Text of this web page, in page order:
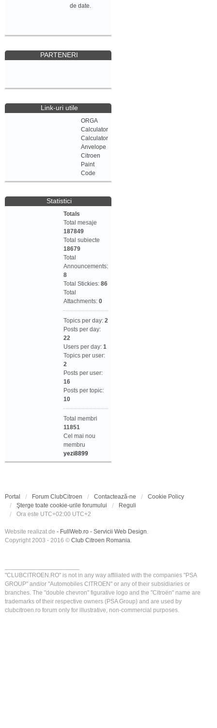
de date.
PARTENERI
Link-uri utile
ORGA
Calculator
Calculator
Anvelope
Citroen
Paint
Code
Statistici
Totals
Total mesaje
187849
Total subiecte
18679
Total
Announcements:
8
Total Stickies: 86
Total
Attachments: 0
Topics per day: 2
Posts per day:
22
Users per day: 1
Topics per user:
2
Posts per user:
16
Posts per topic:
10
Total membri
11851
Cel mai nou
membru
yezi8899
Portal Forum ClubCitroen Contactează-ne
Cookie Policy
Şterge toate cookie-urile forumului
Reguli
Ora este UTC+02:00 UTC+2
Website realizat de - FullWeb.ro - Servicii Web Design.
Copyright 2003 - 2016 © Club Citroen Romania.
"CLUBCITROEN.RO" is not in any way affiliated with the companies "PSA
GROUP" and/or "Automobiles CITROEN" or any of their subsidiaries or
branches. The "double chevron" figurative logo and the "Citroën" name are
trademarks of their respective owners (PSA Group) and are used by
clubcitroen.ro forum only for illustrative, non-commercial purposes.